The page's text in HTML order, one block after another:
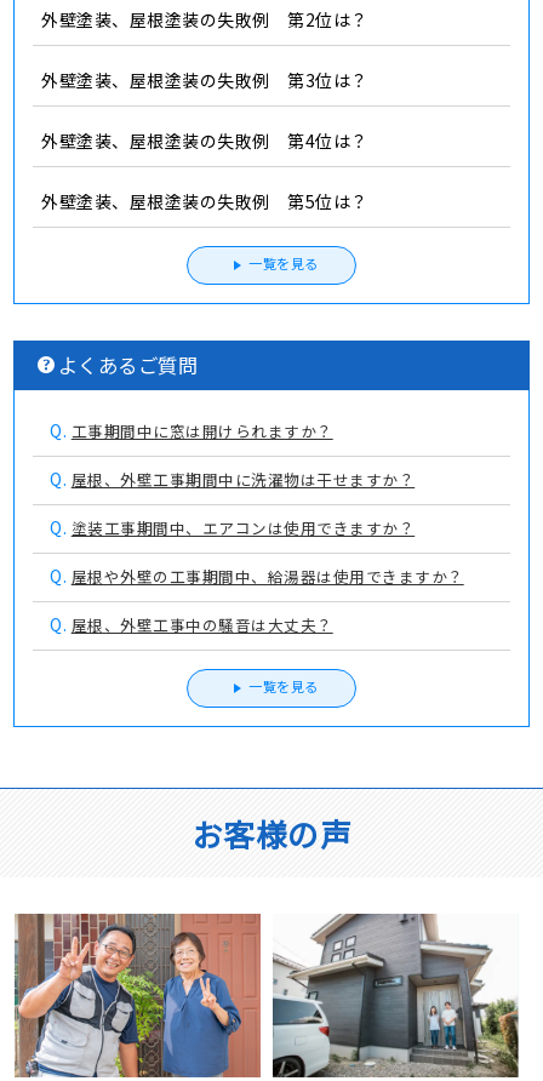
外壁塗装、屋根塗装の失敗例 第2位は？
外壁塗装、屋根塗装の失敗例 第3位は？
外壁塗装、屋根塗装の失敗例 第4位は？
外壁塗装、屋根塗装の失敗例 第5位は？
一覧を見る
よくあるご質問
Q. 工事期間中に窓は開けられますか？
Q. 屋根、外壁工事期間中に洗濯物は干せますか？
Q. 塗装工事期間中、エアコンは使用できますか？
Q. 屋根や外壁の工事期間中、給湯器は使用できますか？
Q. 屋根、外壁工事中の騒音は大丈夫？
一覧を見る
お客様の声